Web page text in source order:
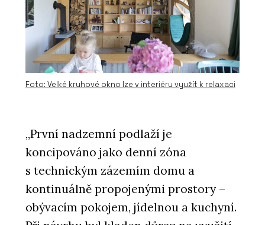
Foto: Velké kruhové okno lze v interiéru využít k relaxaci
„První nadzemní podlaží je
koncipováno jako denní zóna
s technickým zázemím domu a
kontinuálně propojenými prostory –
obývacím pokojem, jídelnou a kuchyní.